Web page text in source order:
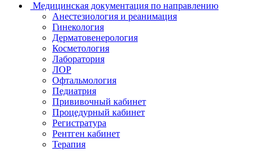
Медицинская документация по направлению
Анестезиология и реанимация
Гинекология
Дерматовенерология
Косметология
Лаборатория
ЛОР
Офтальмология
Педиатрия
Прививочный кабинет
Процедурный кабинет
Регистратура
Рентген кабинет
Терапия